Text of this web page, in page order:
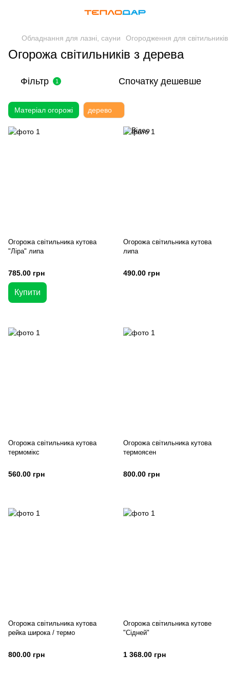
Обладнання для лазні, сауни Огородження для світильників
Огорожа світильників з дерева
Фільтр 1 Спочатку дешевше
Матеріал огорожі дерево
Огорожа світильника кутова
"Ліра" липа
785.00 грн
Купити
Огорожа світильника кутова
липа
490.00 грн
Огорожа світильника кутова
термомікс
560.00 грн
Огорожа світильника кутова
термоясен
800.00 грн
Огорожа світильника кутова
рейка широка / термо
800.00 грн
Огорожа світильника кутове
"Сідней"
1 368.00 грн